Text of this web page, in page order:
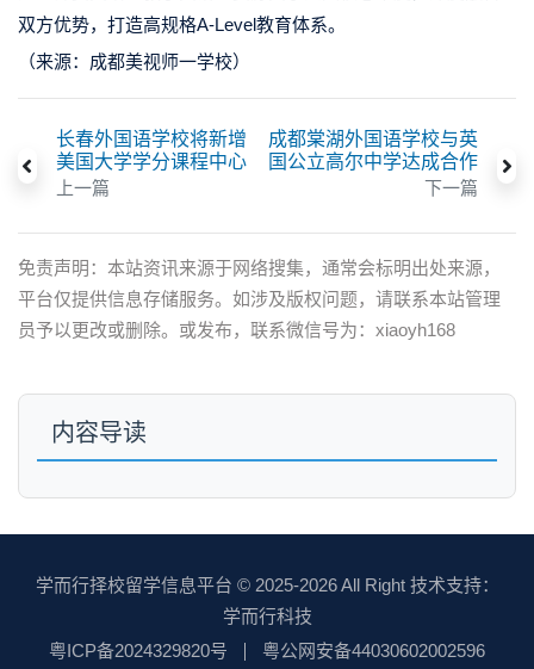
双方优势，打造高规格A-Level教育体系。
（来源：成都美视师一学校）
长春外国语学校将新增
美国大学学分课程中心
上一篇
成都棠湖外国语学校与英
国公立高尔中学达成合作
下一篇
免责声明：本站资讯来源于网络搜集，通常会标明出处来源，
平台仅提供信息存储服务。如涉及版权问题，请联系本站管理
员予以更改或删除。或发布，联系微信号为：xiaoyh168
内容导读
学而行择校留学信息平台 © 2025-2026 All Right 技术支持：
学而行科技
粤ICP备2024329820号
粤公网安备44030602002596